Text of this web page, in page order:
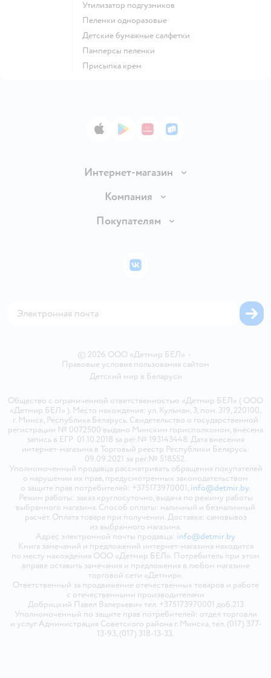
утилизатор подгузников
пеленки одноразовые
детские бумажные салфетки
памперсы пеленки
присыпка крем
App StoreGoogle Play
AppGallery
RuStore
Интернет-магазин
Доставка и оплата
Правила продажи
Политика использования файлов cookie
Компания
Вакансии
Покупателям
Бонусные карты
© 2026 ООО «Детмир БЕЛ» •
Правовые условия пользования сайтом
Детский мир в Беларуси
Общество с ограниченной ответственностью «Детмир БЕЛ» ( ООО
«Детмир БЕЛ» ). Место нахождения: ул. Кульман, 3, пом. 319, 220100,
г. Минск, Республика Беларусь. Свидетельство о государственной
регистрации № 0072500 выдано Минским горисполкомом, внесена
запись в ЕГР 01.10.2018 за рег.№ 193143448. Дата внесения
интернет-магазина в Торговый реестр Республики Беларусь:
09.09.2021 за рег.№ 518552.
Уполномоченный продавца рассматривать обращения покупателей
о нарушении их прав, предусмотренных законодательством
о защите прав потребителей: +375173970001, info@detmir.by.
Режим работы: заказ круглосуточно, выдача по режиму работы
выбранного магазина. Способ оплаты: наличный и безналичный
расчёт. Оплата товара при получении. Доставка: самовывоз
из выбранного магазина.
Адрес электронной почты продавца: info@detmir.by
Книга замечаний и предложений интернет-магазина находится
по месту нахождения ООО «Детмир БЕЛ». Потребитель при этом
вправе оставить замечания и предложения в любом магазине
торговой сети «Детмир».
Ответственный за продвижение отечественных товаров и работе
с отечественными производителями
Добрицкий Павел Валерьевич тел. +375173970001 доб.213
Уполномоченный по защите прав потребителей: отдел торговли
и услуг Администрация Советского района г. Минска, тел. (017) 377-
13-93, (017) 318-13-33.
ВКонтакте